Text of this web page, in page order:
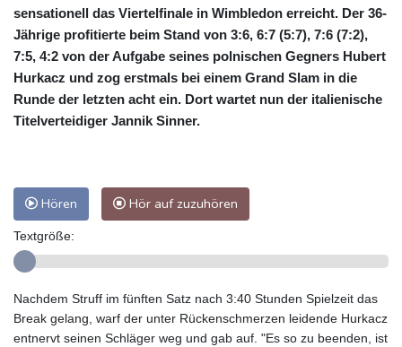
sensationell das Viertelfinale in Wimbledon erreicht. Der 36-
Jährige profitierte beim Stand von 3:6, 6:7 (5:7), 7:6 (7:2),
7:5, 4:2 von der Aufgabe seines polnischen Gegners Hubert
Hurkacz und zog erstmals bei einem Grand Slam in die
Runde der letzten acht ein. Dort wartet nun der italienische
Titelverteidiger Jannik Sinner.
Hören Hör auf zuzuhören
Textgröße:
Nachdem Struff im fünften Satz nach 3:40 Stunden Spielzeit das
Break gelang, warf der unter Rückenschmerzen leidende Hurkacz
entnervt seinen Schläger weg und gab auf. "Es so zu beenden, ist